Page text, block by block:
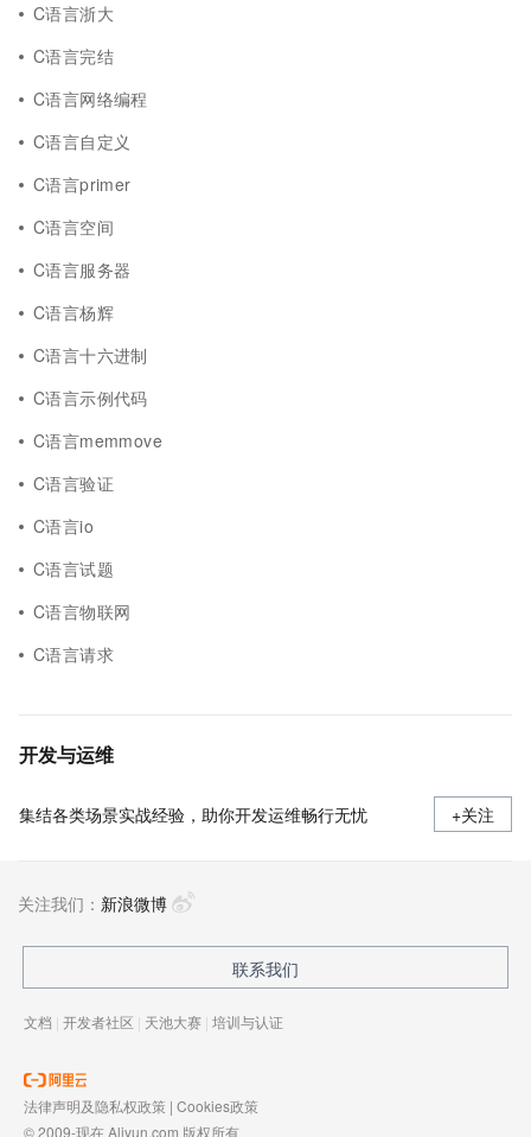
C语言浙大
C语言完结
C语言网络编程
C语言自定义
C语言primer
C语言空间
C语言服务器
C语言杨辉
C语言十六进制
C语言示例代码
C语言memmove
C语言验证
C语言io
C语言试题
C语言物联网
C语言请求
开发与运维
集结各类场景实战经验，助你开发运维畅行无忧 +关注
关注我们： 新浪微博
联系我们
文档 | 开发者社区 | 天池大赛 | 培训与认证
法律声明及隐私权政策 | Cookies政策
© 2009-现在 Aliyun.com 版权所有